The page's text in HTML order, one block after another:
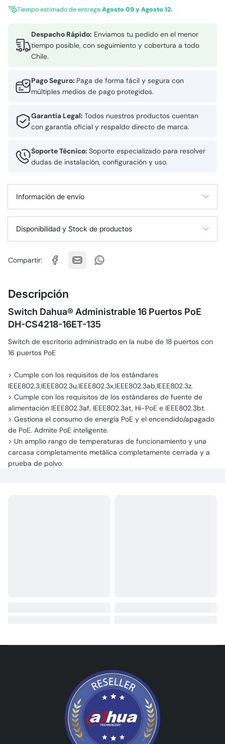
Tiempo estimado de entrega Agosto 09 y Agosto 12.
Despacho Rápido: Enviamos tu pedido en el menor
tiempo posible, con seguimiento y cobertura a todo
Chile.
Pago Seguro: Paga de forma fácil y segura con
múltiples medios de pago protegidos.
Garantía Legal: Todos nuestros productos cuentan
con garantía oficial y respaldo directo de marca.
Soporte Técnico: Soporte especializado para resolver
dudas de instalación, configuración y uso.
Información de envío
Disponibilidad y Stock de productos
Compartir:
Descripción
Switch Dahua® Administrable 16 Puertos PoE
DH-CS4218-16ET-135
Switch de escritorio administrado en la nube de 18 puertos con
16 puertos PoE
> Cumple con los requisitos de los estándares
IEEE802.3,IEEE802.3u,IEEE802.3x,IEEE802.3ab,IEEE802.3z.
> Cumple con los requisitos de los estándares de fuente de
alimentación IEEE802.3af, IEEE802.3at, Hi-PoE e IEEE802.3bt.
> Gestiona el consumo de energía PoE y el encendido/apagado
de PoE. Admite PoE inteligente.
> Un amplio rango de temperaturas de funcionamiento y una
carcasa completamente metálica completamente cerrada y a
prueba de polvo.